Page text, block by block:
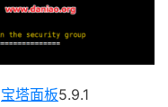
宝塔面板5.9.1